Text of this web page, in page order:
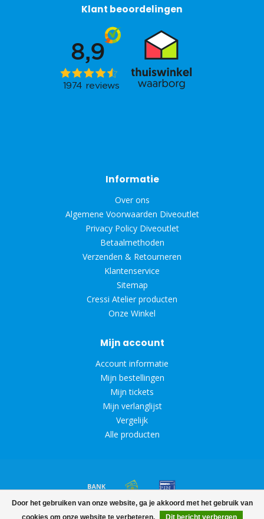
Door het gebruiken van onze website, ga je akkoord met het gebruik van
cookies om onze website te verbeteren.
Dit bericht verbergen
Klant beoordelingen
Informatie
Over ons
Algemene Voorwaarden Diveoutlet
Privacy Policy Diveoutlet
Betaalmethoden
Verzenden & Retourneren
Klantenservice
Sitemap
Cressi Atelier producten
Onze Winkel
Mijn account
Account informatie
Mijn bestellingen
Mijn tickets
Mijn verlanglijst
Vergelijk
Alle producten
© Copyright 2026 Diveoutlet